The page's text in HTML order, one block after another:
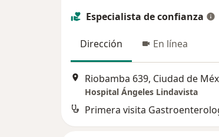
Especialista de confianza
Dirección En línea
Riobamba 639, Ciudad de
Hospital Ángeles Lindavista
Primera visita